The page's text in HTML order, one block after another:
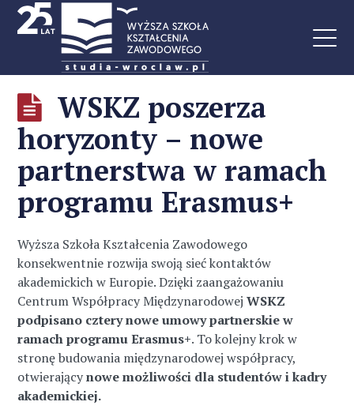
WSKZ poszerza
horyzonty – nowe
partnerstwa w ramach
programu Erasmus+
Wyższa Szkoła Kształcenia Zawodowego
konsekwentnie rozwija swoją sieć kontaktów
akademickich w Europie. Dzięki zaangażowaniu
Centrum Współpracy MiędzynarodowejWSKZ
podpisano cztery nowe umowy partnerskie w
ramach programu Erasmus+. To kolejny krok w
stronę budowania międzynarodowej współpracy,
otwierającynowe możliwości dla studentów i kadry
akademickiej.